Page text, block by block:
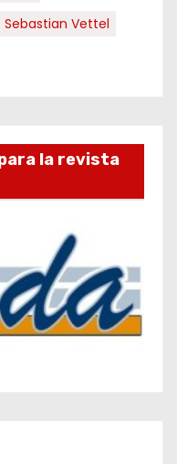
Sebastian Vettel
la revista